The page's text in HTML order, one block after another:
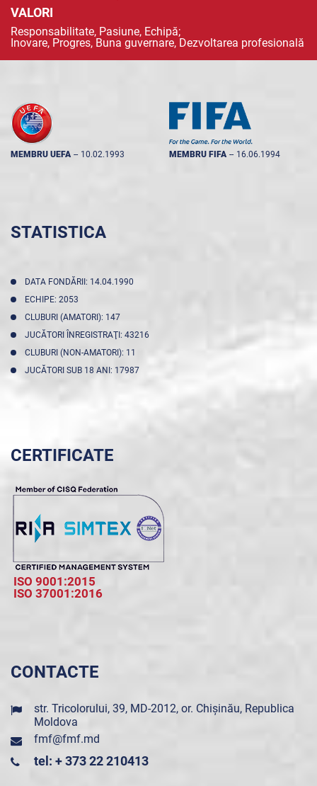
VALORI
Responsabilitate, Pasiune, Echipă;
Inovare, Progres, Buna guvernare, Dezvoltarea profesională
MEMBRU UEFA -- 10.02.1993 MEMBRU FIFA -- 16.06.1994
STATISTICA
DATA FONDĂRII: 14.04.1990
ECHIPE: 2053
CLUBURI (AMATORI): 147
JUCĂTORI ÎNREGISTRAŢI: 43216
CLUBURI (NON-AMATORI): 11
JUCĂTORI SUB 18 ANI: 17987
CERTIFICATE
ISO 9001:2015
ISO 37001:2016
CONTACTE
str. Tricolorului, 39, MD-2012, or. Chișinău, Republica
Moldova
fmf@fmf.md
tel: + 373 22 210413